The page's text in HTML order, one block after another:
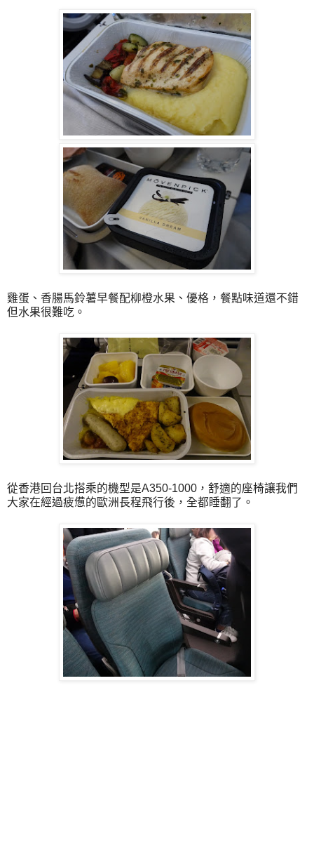
雞蛋、香腸馬鈴薯早餐配柳橙水果、優格，餐點味道還不錯
但水果很難吃。
從香港回台北搭乘的機型是A350-1000，舒適的座椅讓我們
大家在經過疲憊的歐洲長程飛行後，全都睡翻了。